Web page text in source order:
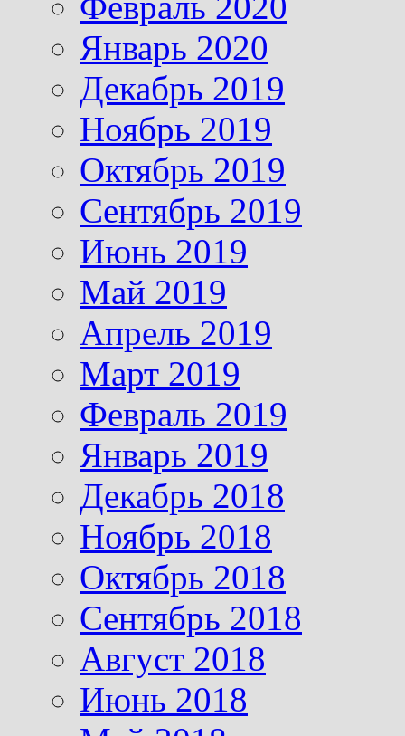
Январь 2020
Декабрь 2019
Ноябрь 2019
Октябрь 2019
Сентябрь 2019
Июнь 2019
Май 2019
Апрель 2019
Март 2019
Февраль 2019
Январь 2019
Декабрь 2018
Ноябрь 2018
Октябрь 2018
Сентябрь 2018
Август 2018
Июнь 2018